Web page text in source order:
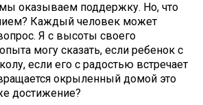
мы оказываем поддержку. Но, что
Каждый человек может
Я с высоты своего
могу сказать, если ребенок с
если его с радостью встречает
окрыленный домой это
достижение?